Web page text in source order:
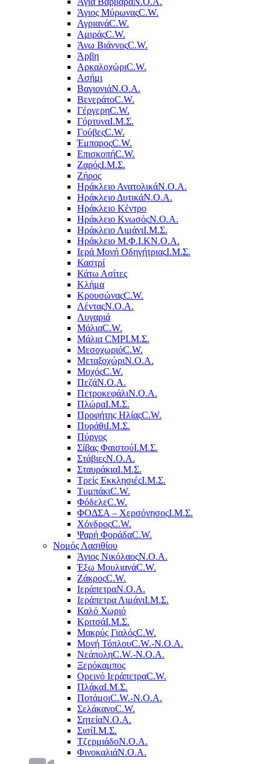
Άγιος ΜύρωναςC.W.
ΑγριανάC.W.
ΑμιράςC.W.
Άνω ΒιάννοςC.W.
Άρβη
ΑρκαλοχώριC.W.
Ασήμι
ΒαγιονιάΝ.Ο.Α.
ΒενεράτοC.W.
ΓέργερηC.W.
ΓόρτυναΙ.Μ.Σ.
ΓούβεςC.W.
ΈμπαροςC.W.
ΕπισκοπήC.W.
ΖαρόςΙ.Μ.Σ.
Ζήρος
Ηράκλειο ΑνατολικάΝ.Ο.Α.
Ηράκλειο ΔυτικάΝ.Ο.Α.
Ηράκλειο Κέντρο
Ηράκλειο ΚνωσόςΝ.Ο.Α.
Ηράκλειο ΛιμάνιΙ.Μ.Σ.
Ηράκλειο Μ.Φ.Ι.ΚΝ.Ο.Α.
Ιερά Μονή ΟδηγήτριαςΙ.Μ.Σ.
Καστρί
Κάτω Ασίτες
Κλήμα
ΚρουσώναςC.W.
ΛένταςΝ.Ο.Α.
Λυγαριά
ΜάλιαC.W.
Μάλια CMPΙ.Μ.Σ.
ΜεσοχωριόC.W.
ΜεταξοχώριΝ.Ο.Α.
ΜοχόςC.W.
ΠεζάΝ.Ο.Α.
ΠετροκεφάλιΝ.Ο.Α.
ΠλώραΙ.Μ.Σ.
Προφήτης ΗλίαςC.W.
ΠυράθιΙ.Μ.Σ.
Πύργος
Σίβας ΦαιστούΙ.Μ.Σ.
ΣτάβιεςΝ.Ο.Α.
ΣταυράκιαΙ.Μ.Σ.
Τρείς ΕκκλησιέςΙ.Μ.Σ.
ΤυμπάκιC.W.
ΦόδελεC.W.
ΦΟΔΣΑ – ΧερσόνησοςΙ.Μ.Σ.
ΧόνδροςC.W.
Ψαρή ΦοράδαC.W.
Νομός Λασιθίου
Άγιος ΝικόλαοςΝ.Ο.Α.
Έξω ΜουλιανάC.W.
ΖάκροςC.W.
ΙεράπετραΝ.Ο.Α.
Ιεράπετρα ΛιμάνιΙ.Μ.Σ.
Καλό Χωριό
ΚριτσάΙ.Μ.Σ.
Μακρύς ΓιαλόςC.W.
Μονή ΤόπλουC.W.-Ν.Ο.Α.
ΝεάποληC.W.-Ν.Ο.Α.
Ξερόκαμπος
Ορεινό ΙεράπετραC.W.
ΠλάκαΙ.Μ.Σ.
ΠοτάμοιC.W.-Ν.Ο.Α.
ΣελάκανοC.W.
ΣητείαΝ.Ο.Α.
ΣισίΙ.Μ.Σ.
ΤζερμιάδοΝ.Ο.Α.
ΦινοκαλιάΝ.Ο.Α.